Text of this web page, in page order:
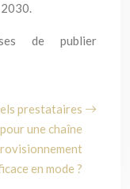
2030.
de publier
prestataires
une chaîne
en mode ?